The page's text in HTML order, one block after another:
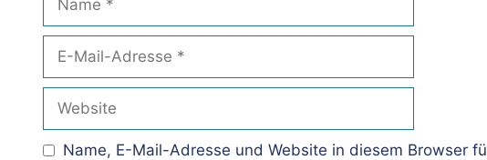
Mail-
Adresse
Name, E-Mail-Adresse und Website in diesem Browser